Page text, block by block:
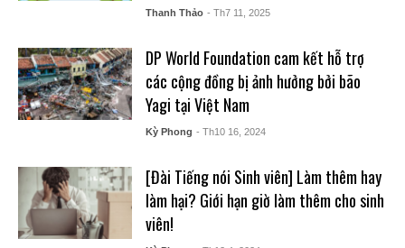
Thanh Thảo - Th7 11, 2025
DP World Foundation cam kết hỗ trợ
các cộng đồng bị ảnh hưởng bởi bão
Yagi tại Việt Nam
Kỳ Phong - Th10 16, 2024
[Đài Tiếng nói Sinh viên] Làm thêm hay
làm hại? Giới hạn giờ làm thêm cho sinh
viên!